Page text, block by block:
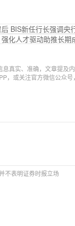
BIS新任行长强调央
化人才驱动助推长期
息真实、准确，文章提及
，或关注官方微信公众
不表明证券时报立场